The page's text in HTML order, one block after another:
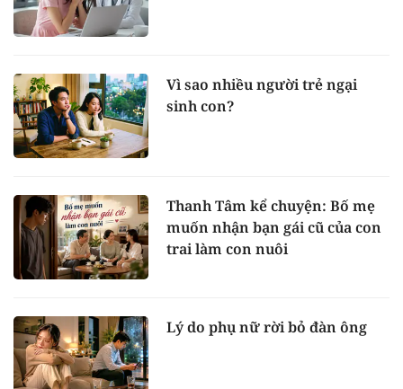
Vì sao nhiều người trẻ ngại
sinh con?
Thanh Tâm kể chuyện: Bố mẹ
muốn nhận bạn gái cũ của con
trai làm con nuôi
Lý do phụ nữ rời bỏ đàn ông